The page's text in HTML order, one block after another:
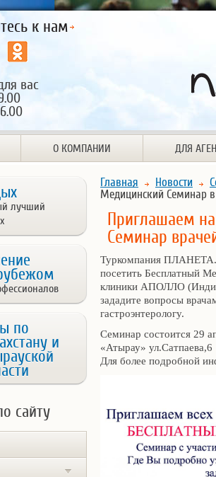
к нам
вас
О КОМПАНИИ ДЛЯ
лучший
по
и
сайту
Главная Новости
Медицинский Семинар
Приглашаем
Семинар
Туркомпания
посетить Бесплатный
клиники АПОЛЛО
зададите вопросы
гастроэнтерологу.
Семинар состоится 29
«Атырау» ул.Сатпаева,6
Для более подробной